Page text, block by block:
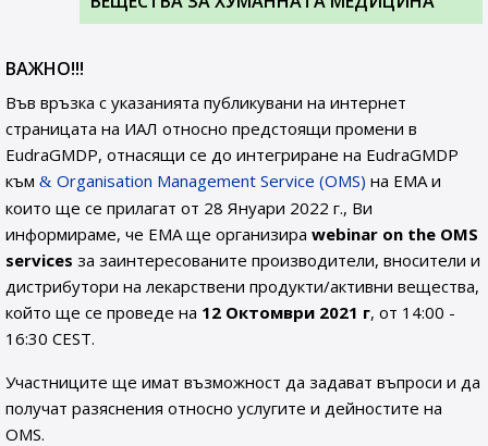
ВАЖНО!!!
Във връзка с указанията публикувани на интернет
страницата на ИАЛ относно предстоящи промени в
EudraGMDP, отнасящи се до интегриране на EudraGMDP
към
Organisation Management Service (OMS) на EMA и
които ще се прилагат от 28 Януари 2022 г., Ви
информираме, че EMA ще организира webinar on the OMS
services за заинтересованите производители, вносители и
дистрибутори на лекарствени продукти/активни вещества,
който ще се проведе на 12 Октомври 2021 г, от 14:00 -
16:30 CEST.
Участниците ще имат възможност да задават въпроси и да
получат разяснения относно услугите и дейностите на
OMS.